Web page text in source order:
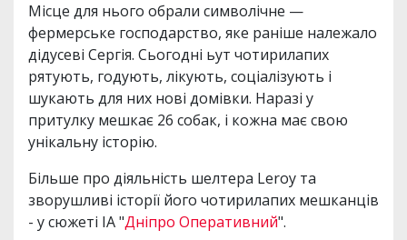
Місце для нього обрали символічне —
фермерське господарство, яке раніше належало
дідусеві Сергія. Сьогодні ьут чотирилапих
рятують, годують, лікують, соціалізують і
шукають для них нові домівки. Наразі у
притулку мешкає 26 собак, і кожна має свою
унікальну історію.
Більше про діяльність шелтера Leroy та
зворушливі історії його чотирилапих мешканців
- у сюжеті ІА "Дніпро Оперативний".